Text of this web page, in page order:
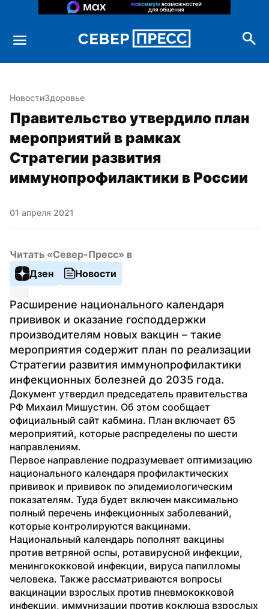
НовостиЗдоровье
Правительство утвердило план
мероприятий в рамках
Стратегии развития
иммунопрофилактики в России
01 апреля 2021
Читать «Север-Пресс» в
Дзен
Новости
Расширение национального календаря
прививок и оказание господдержки
производителям новых вакцин – такие
мероприятия содержит план по реализации
Стратегии развития иммунопрофилактики
инфекционных болезней до 2035 года.
Документ утвердил председатель правительства
РФ Михаил Мишустин. Об этом сообщает
официальный сайт кабмина. План включает 65
мероприятий, которые распределены по шести
направлениям.
Первое направление подразумевает оптимизацию
национального календаря профилактических
прививок и прививок по эпидемиологическим
показателям. Туда будет включен максимально
полный перечень инфекционных заболеваний,
которые контролируются вакцинами.
Национальный календарь пополнят вакцины
против ветряной оспы, ротавирусной инфекции,
менингококковой инфекции, вируса папилломы
человека. Также рассматриваются вопросы
вакцинации взрослых против пневмококковой
инфекции, иммунизации против коклюша взрослых